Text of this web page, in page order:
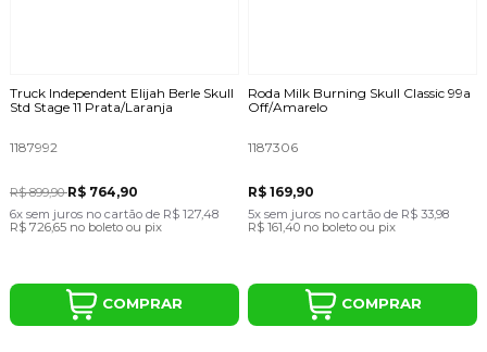
Truck Independent Elijah Berle Skull
Std Stage 11 Prata/Laranja
1187992
R$ 899,90R$ 764,90
6x sem juros no cartãode R$ 127,48
R$ 726,65 no boleto ou pix
COMPRAR
Roda Milk Burning Skull Classic 99a
Off/Amarelo
1187306
R$ 169,90
5x sem juros no cartão de R$ 33,98
R$ 161,40 no boleto ou pix
COMPRAR